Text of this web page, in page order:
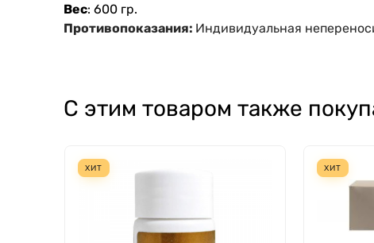
Вес: 600 гр.
Противопоказания: Индивидуальная
С этим товаром также
ХИТ ХИТ